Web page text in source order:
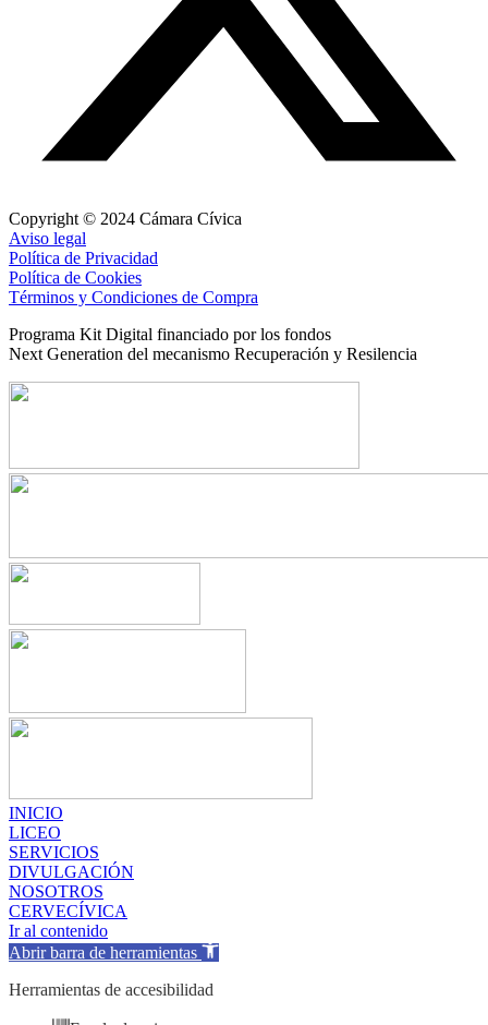
Copyright © 2024 Cámara Cívica
Aviso legal
Política de Privacidad
Política de Cookies
Términos y Condiciones de Compra
Programa Kit Digital financiado por los fondos
Next Generation del mecanismo Recuperación y Resilencia
INICIO
LICEO
SERVICIOS
DIVULGACIÓN
NOSOTROS
CERVECÍVICA
Ir al contenido
Abrir barra de herramientas
Herramientas de accesibilidad